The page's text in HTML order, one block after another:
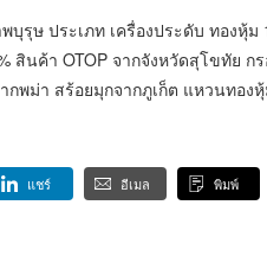
รุษ ประเภท เครื่องประดับ ทองหุ้ม
สินค้า OTOP จากจังหวัดสุโขทัย ก
พม่า สร้อยมุกจากภูเก็ต แหวนทอง
แชร์ อีเมล พิมพ์